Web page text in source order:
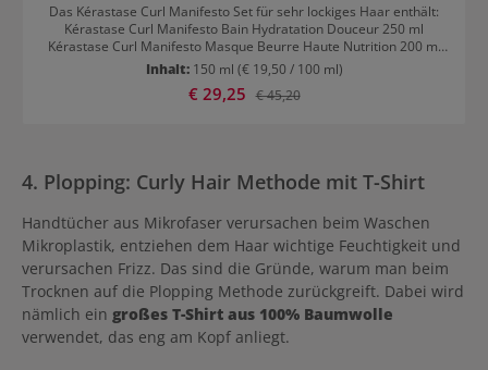
Das Kérastase Curl Manifesto Set für sehr lockiges Haar enthält:
Kérastase Curl Manifesto Bain Hydratation Douceur 250 ml
Kérastase Curl Manifesto Masque Beurre Haute Nutrition 200 ml
Kérastase Curl Manifesto Creme de Jour Fondamentale 150 ml
Kérastase Curl Manifesto Gelee Curl Contour 150 ml Wie das
Kérastase Curl Manifesto Set für sehr lockiges Haar angewendet
Vorbereitung des Haares dar. Mit der äußerst reichhaltigen
wird das Haar gepflegt und ein Feuchtigkeitsdepot im Haar
aufgebaut. Ceramide und Manuka Honig helfen hierbei und sorgen
über dies für reduzierten Haarbruch. Die wie eine Tagescreme
anzuwendende Kérastase Curl Manifesto Creme de Jour
Fondamentale wird im Anschluss in das feuchte Haar gegeben um
Frizz für bis zu 24* Stunden zu reduzieren. Die Lockencreme mit
Geltextur Kérastase Curl Manifesto Gelee Curl Contour wird im
Anschluss zum Aufkneten der Locken verwendet. Das Resultat:
Inhalt: 150 ml (€ 19,50 / 100 ml)
Verkaufspreis:
€ 29,25 Regulärer Preis:
€ 45,20
4. Plopping: Curly Hair Methode mit T-Shirt
Handtücher aus Mikrofaser verursachen beim Waschen
Mikroplastik, entziehen dem Haar wichtige Feuchtigkeit und
verursachen Frizz. Das sind die Gründe, warum man beim
Trocknen auf die Plopping Methode zurückgreift. Dabei wird
nämlich ein großes T-Shirt aus 100% Baumwolle
verwendet, das eng am Kopf anliegt.